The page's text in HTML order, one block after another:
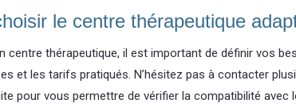
le centre thérapeutique
centre thérapeutique, il est important de définir vos
et les tarifs pratiqués. N’hésitez pas à contacter
pour vous permettre de vérifier la compatibilité